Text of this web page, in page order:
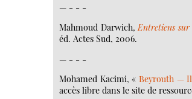
— - - -
Mahmoud Darwich,Entretiens sur
éd. Actes Sud, 2006.
— - - -
Mohamed Kacimi, « Beyrouth —
accès libre dans le site de